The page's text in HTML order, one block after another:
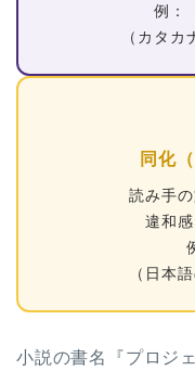
例：
（カタカ
同化
読み手
違和
（日本
小説の書名『プロジ